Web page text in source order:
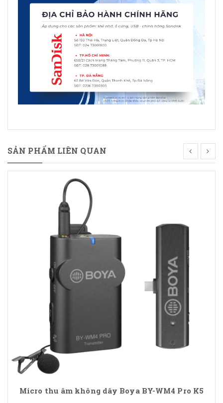
SẢN PHẨM LIÊN QUAN
Micro thu âm không dây Boya BY-WM4 Pro K5